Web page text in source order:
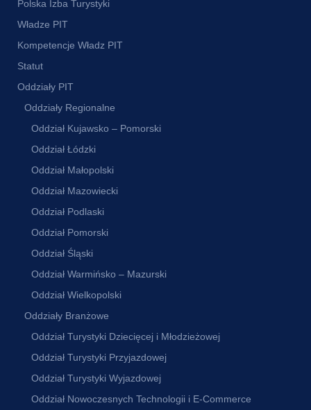
Polska Izba Turystyki
Władze PIT
Kompetencje Władz PIT
Statut
Oddziały PIT
Oddziały Regionalne
Oddział Kujawsko – Pomorski
Oddział Łódzki
Oddział Małopolski
Oddział Mazowiecki
Oddział Podlaski
Oddział Pomorski
Oddział Śląski
Oddział Warmińsko – Mazurski
Oddział Wielkopolski
Oddziały Branżowe
Oddział Turystyki Dziecięcej i Młodzieżowej
Oddział Turystyki Przyjazdowej
Oddział Turystyki Wyjazdowej
Oddział Nowoczesnych Technologii i E-Commerce